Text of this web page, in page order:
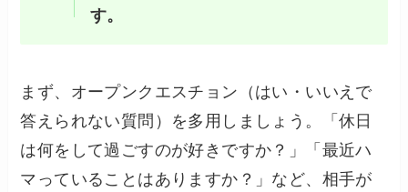
す。
まず、オープンクエスチョン（はい・いいえで
答えられない質問）を多用しましょう。「休日
は何をして過ごすのが好きですか？」「最近ハ
マっていることはありますか？」など、相手が